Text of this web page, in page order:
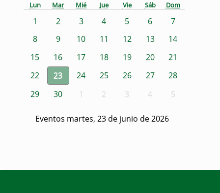
Lun Mar Mié Jue Vie Sáb Dom
1 2 3 4 5 6
7
8
9 10 11 12 13
14
15
16 17 18 19 20
21
22
23 24 25 26 27
28
29
30 1 2 3 4 5
Eventos martes, 23 de junio de 2026